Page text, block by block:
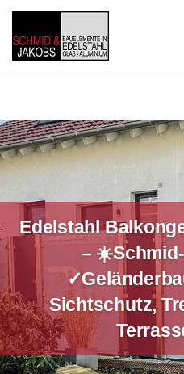
Zum
Inhalt
Edelstahl
–
Sichtschutz,